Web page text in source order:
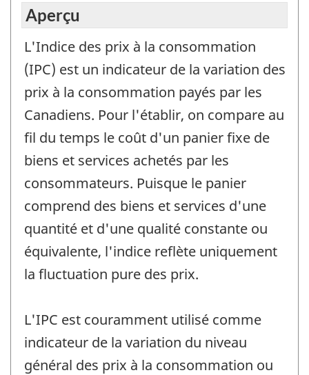
Aperçu
L'Indice des prix à la consommation
(IPC) est un indicateur de la variation des
prix à la consommation payés par les
Canadiens. Pour l'établir, on compare au
fil du temps le coût d'un panier fixe de
biens et services achetés par les
consommateurs. Puisque le panier
comprend des biens et services d'une
quantité et d'une qualité constante ou
équivalente, l'indice reflète uniquement
la fluctuation pure des prix.
L'IPC est couramment utilisé comme
indicateur de la variation du niveau
général des prix à la consommation ou